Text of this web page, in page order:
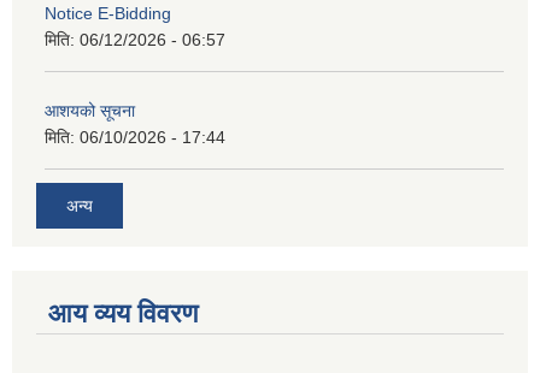
Notice E-Bidding
मिति: 06/12/2026 - 06:57
आशयको सूचना
मिति: 06/10/2026 - 17:44
अन्य
आय व्यय विवरण